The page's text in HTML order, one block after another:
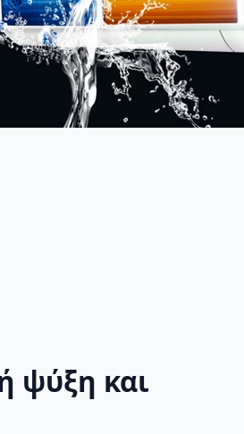
ψύξη και